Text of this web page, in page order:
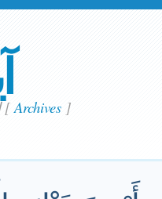
الخميس 16. يناير 2020[Archives]